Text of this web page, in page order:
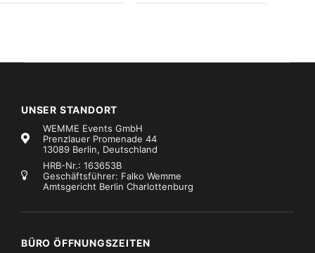
Marke:Global Truss
MwSt.)
Traversen Marke:
(zzgl. MwSt.)
UNSER STANDORT
WEMME Events GmbH
Prenzlauer Promenade 44
13089 Berlin, Deutschland
HRB-Nr.: 163653B
Geschäftsführer: Falko Wemme
Amtsgericht Berlin Charlottenburg
BÜRO ÖFFNUNGSZEITEN